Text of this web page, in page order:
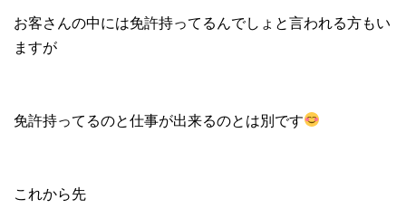
お客さんの中には免許持ってるんでしょと言われる方もい
ますが
免許持ってるのと仕事が出来るのとは別です
これから先